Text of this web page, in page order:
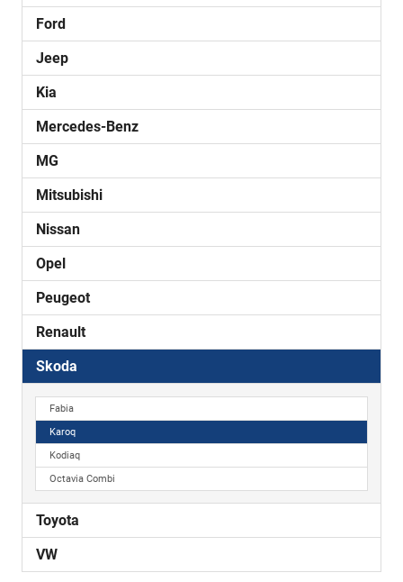
Ford
Jeep
Kia
Mercedes-Benz
MG
Mitsubishi
Nissan
Opel
Peugeot
Renault
Skoda
Fabia
Karoq
Kodiaq
Octavia Combi
Toyota
VW